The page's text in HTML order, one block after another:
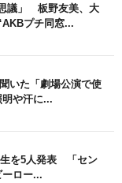
議」 板野友美、大
プチ同窓...
いた「劇場公演で使
や汗に...
生を5人発表 「セン
ロー...